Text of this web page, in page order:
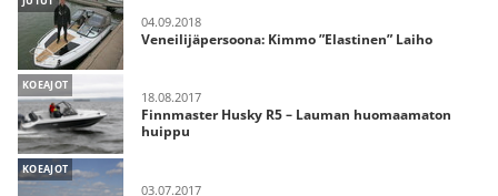
04.09.2018
Veneilijäpersoona: Kimmo ”Elastinen” Laiho
KOEAJOT
18.08.2017
Finnmaster Husky R5 – Lauman huomaamaton
huippu
KOEAJOT
03.07.2017